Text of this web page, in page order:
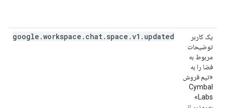
یک کاربر
توضیحات
مربوط به
فضا را به
«تیم فروش
Cymbal
Labs»
google .workspace . chat. space .v1 . updated